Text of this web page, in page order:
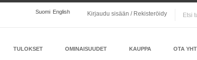
Suomi English Kirjaudu sisään / Rekisteröidy
TULOKSET OMINAISUUDET KAUPPA OTA